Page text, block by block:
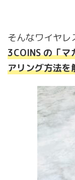
そんなワイヤレ
3COINS の「マ
アリング方法を